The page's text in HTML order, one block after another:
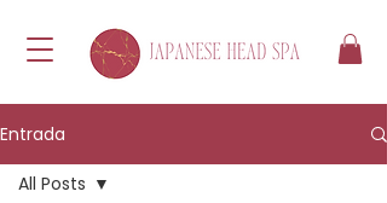
Entrada
All Posts